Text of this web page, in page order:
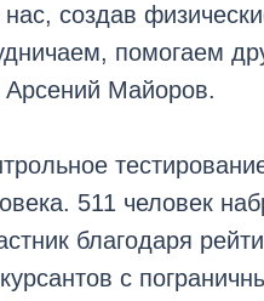
создав
помогаем
Майоров.
511 человек
благодаря
с